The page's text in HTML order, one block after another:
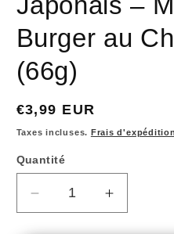
modale
Burger au
(66g)
Prix
habituel
€3,99 EUR
Taxes incluses. Frais d'expédition
Quantité
Quantité
Réduire
la
la